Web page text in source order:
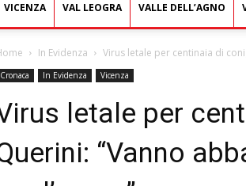
VICENZA VAL LEOGRA VALLE DELL’AGNO
In Evidenza Virus letale per centinaia di
Cronaca In Evidenza Vicenza
letale per
“Vanno